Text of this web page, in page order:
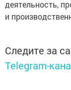
деятельность,
и
Следите за
Telegram-